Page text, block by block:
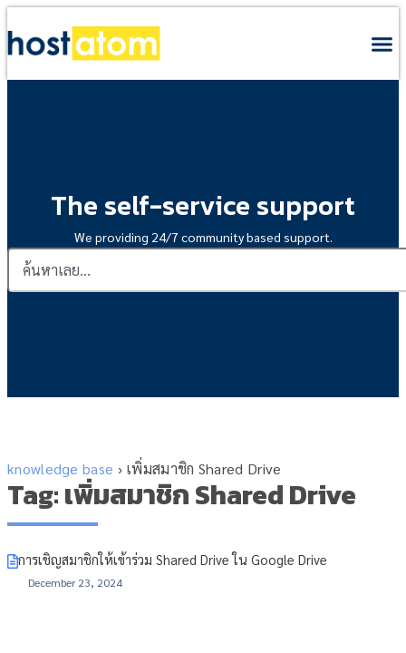
The self-service support
We providing 24/7 community based support.
knowledge base ›เพิ่มสมาชิก Shared Drive
Tag: เพิ่มสมาชิก Shared Drive
การเชิญสมาชิกให้เข้าร่วม Shared Drive ใน Google Drive
December 23, 2024